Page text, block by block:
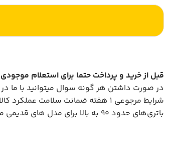
قبل از خرید و پرداخت حتما برای استعلام
در صورت داشتن هر گونه سوال میتوانید با ما در
شرایط مرجوعی 1 هفته ضمانت سلامت عملکرد کالا
باتری‌های حدود 90 به بالا برای مدل های قدیمی معمولا تعویض شده است.